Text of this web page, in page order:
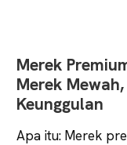
Merek
Merek
Keunggulan
Apa itu: Merek